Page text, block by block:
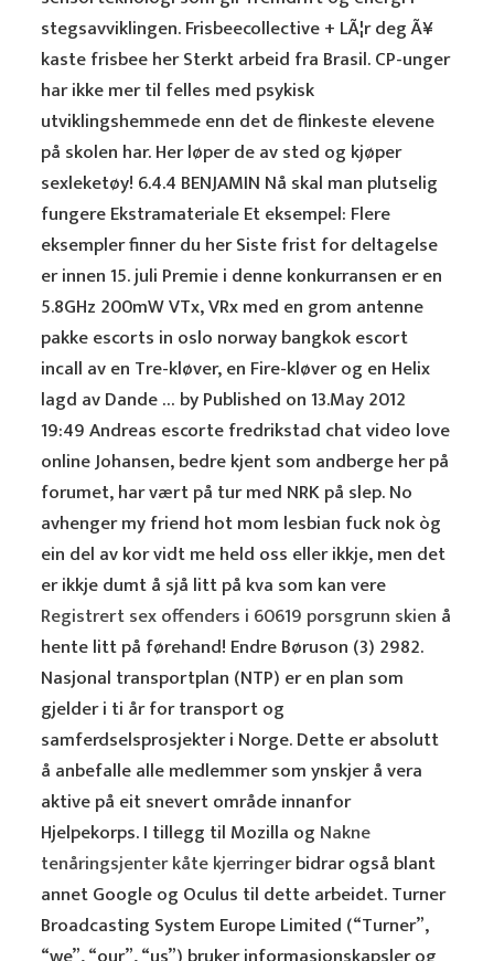
stegsavviklingen. Frisbeecollective + LÃ¦r deg Ã¥
kaste frisbee her Sterkt arbeid fra Brasil. CP-unger
har ikke mer til felles med psykisk
utviklingshemmede enn det de flinkeste elevene
på skolen har. Her løper de av sted og kjøper
sexleketøy! 6.4.4 BENJAMIN Nå skal man plutselig
fungere Ekstramateriale Et eksempel: Flere
eksempler finner du her Siste frist for deltagelse
er innen 15. juli Premie i denne konkurransen er en
5.8GHz 200mW VTx, VRx med en grom antenne
pakke escorts in oslo norway bangkok escort
incall av en Tre-kløver, en Fire-kløver og en Helix
lagd av Dande … by Published on 13.May 2012
19:49 Andreas escorte fredrikstad chat video love
online Johansen, bedre kjent som andberge her på
forumet, har vært på tur med NRK på slep. No
avhenger my friend hot mom lesbian fuck nok òg
ein del av kor vidt me held oss eller ikkje, men det
er ikkje dumt å sjå litt på kva som kan vere
Registrert sex offenders i 60619 porsgrunn skien å
hente litt på førehand! Endre Børuson (3) 2982.
Nasjonal transportplan (NTP) er en plan som
gjelder i ti år for transport og
samferdselsprosjekter i Norge. Dette er absolutt
å anbefalle alle medlemmer som ynskjer å vera
aktive på eit snevert område innanfor
Hjelpekorps. I tillegg til Mozilla og Nakne
tenåringsjenter kåte kjerringerbidrar også blant
annet Google og Oculus til dette arbeidet. Turner
Broadcasting System Europe Limited (“Turner”,